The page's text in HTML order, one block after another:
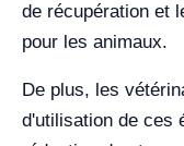
de récupération et
pour les animaux.
De plus, les
d'utilisation de ces